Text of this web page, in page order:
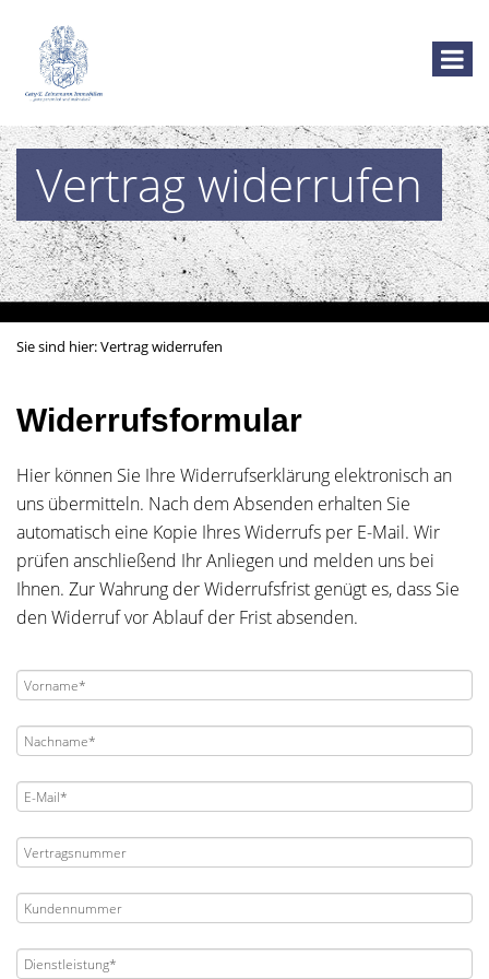
Vertrag widerrufen
Sie sind hier:Vertrag widerrufen
Widerrufsformular
Hier können Sie Ihre Widerrufserklärung elektronisch an
uns übermitteln. Nach dem Absenden erhalten Sie
automatisch eine Kopie Ihres Widerrufs per E-Mail. Wir
prüfen anschließend Ihr Anliegen und melden uns bei
Ihnen. Zur Wahrung der Widerrufsfrist genügt es, dass Sie
den Widerruf vor Ablauf der Frist absenden.